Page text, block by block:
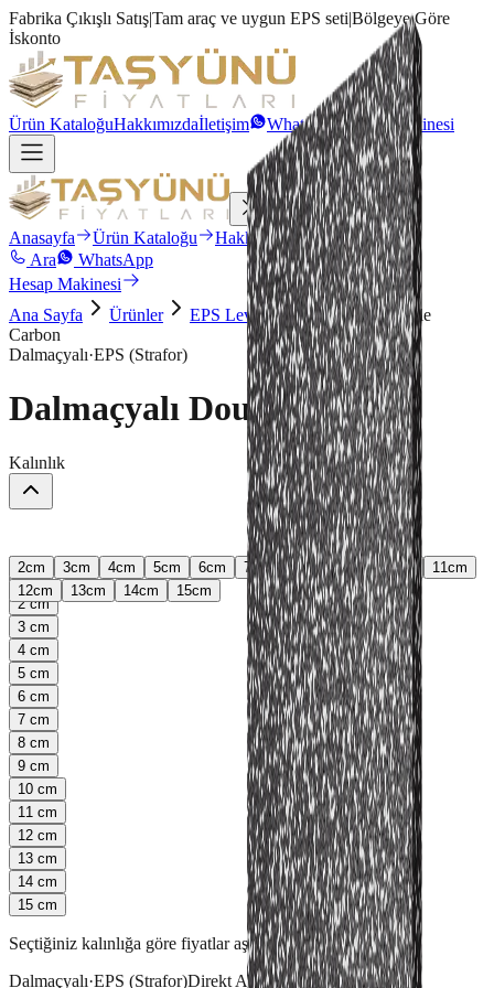
Fabrika Çıkışlı Satış|Tam araç ve uygun EPS seti|Bölgeye Göre
İskonto
Ürün KataloğuHakkımızdaİletişim WhatsAppHesap Makinesi
Anasayfa Ürün Kataloğu Hakkımızda
İletişim
Ara
WhatsApp
Hesap Makinesi
Ana Sayfa
Ürünler EPS Levha
Dalmaçyalı Double
Carbon
Dalmaçyalı·EPS (Strafor)
Dalmaçyalı Double Carbon
Kalınlık
2cm 3cm 4cm 5cm 6cm 7cm 8cm 9cm 10cm 11 cm
12cm 13cm 14cm 15cm
2cm
3 cm
4 cm
5 cm
6 cm
7 cm
8 cm
9 cm
10 cm
11 cm
12 cm
13 cm
14 cm
15 cm
Seçtiğiniz kalınlığa göre fiyatlar aşağıda gösterilir
Dalmaçyalı·EPS (Strafor)Direkt Alım